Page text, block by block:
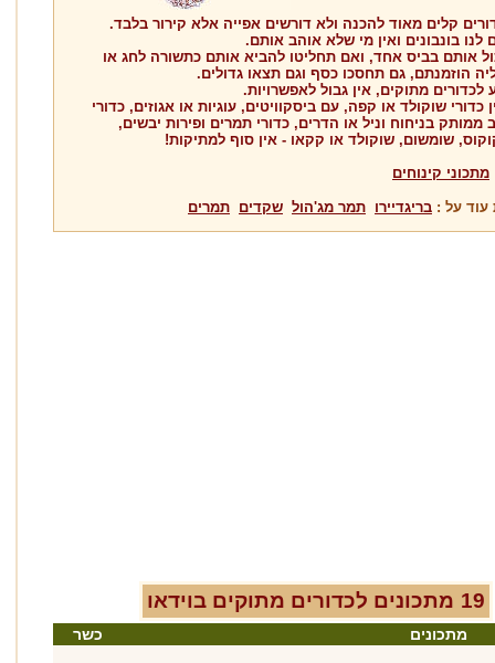
קלים מאוד להכנה ולא דורשים אפייה אלא קירור בלבד.
לנו בונבונים ואין מי שלא אוהב אותם.
אותם בביס אחד, ואם תחליטו להביא אותם כתשורה לחג או
הוזמנתם, גם תחסכו כסף וגם תצאו גדולים.
לכדורים מתוקים, אין גבול לאפשרויות.
כדורי שוקולד או קפה, עם ביסקוויטים, עוגיות או אגוזים, כדורי
ממותק בניחוח וניל או הדרים, כדורי תמרים ופירות יבשים,
שומשום, שוקולד או קקאו - אין סוף למתיקות!
מתכוני קינוחים
עוד על : בריגדיירו תמר מג'הול שקדים תמרים
19 מתכונים לכדורים מתוקים בוידאו
מתכונים כשר